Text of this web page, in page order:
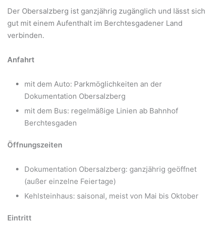
Der Obersalzberg ist ganzjährig zugänglich und lässt sich
gut mit einem Aufenthalt im Berchtesgadener Land
verbinden.
Anfahrt
mit dem Auto: Parkmöglichkeiten an der
Dokumentation Obersalzberg
mit dem Bus: regelmäßige Linien ab Bahnhof
Berchtesgaden
Öffnungszeiten
Dokumentation Obersalzberg: ganzjährig geöffnet
(außer einzelne Feiertage)
Kehlsteinhaus: saisonal, meist von Mai bis Oktober
Eintritt